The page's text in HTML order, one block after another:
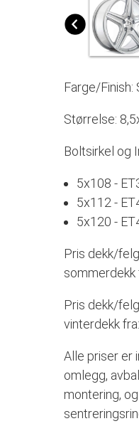
Farge/Finish:
Størrelse:
Boltsirkel og
5x108 -
5x112 -
5x120 -
Pris dekk/
sommerdekk
Pris dekk/
vinterdekk
Alle priser er
omlegg,
montering,